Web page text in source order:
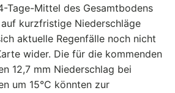
Tage-Mittel des Gesamtbodens
kurzfristige Niederschläge
aktuelle Regenfälle noch nicht
wider. Die für die kommenden
12,7 mm Niederschlag bei
um 15°C könnten zur